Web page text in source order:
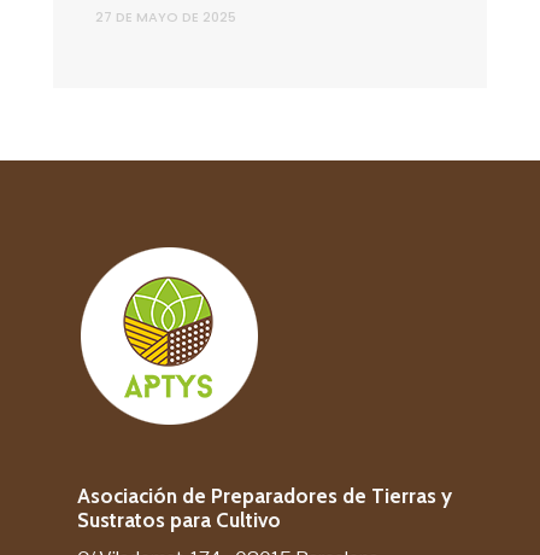
27 DE MAYO DE 2025
Asociación de Preparadores de Tierras y
Sustratos para Cultivo